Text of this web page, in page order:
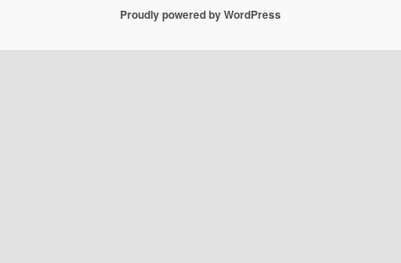
Proudly powered by WordPress